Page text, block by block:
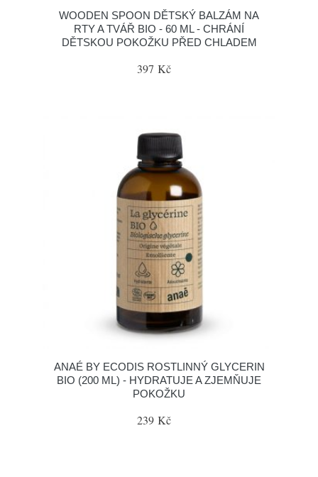
WOODEN SPOON DĚTSKÝ BALZÁM NA
RTY A TVÁŘ BIO - 60 ML - CHRÁNÍ
DĚTSKOU POKOŽKU PŘED CHLADEM
397 Kč
ANAÉ BY ECODIS ROSTLINNÝ GLYCERIN
BIO (200 ML) - HYDRATUJE A ZJEMŇUJE
POKOŽKU
239 Kč